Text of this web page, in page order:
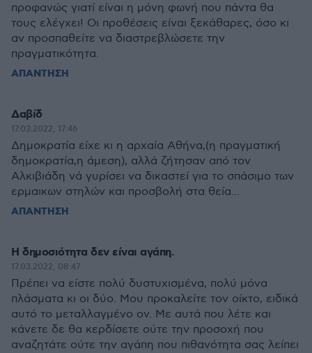
προφανώς γιατί είναι η μόνη φωνή που πάντα θα
τους ελέγχει! Οι προθέσεις είναι ξεκάθαρες, όσο κι
αν προσπαθείτε να διαστρεβλώσετε την
πραγματικότητα.
ΑΠΑΝΤΗΣΗ
Δαβίδ
17.03.2022, 17:46
Δημοκρατία είχε κι η αρχαία Αθήνα,(η πραγματική
δημοκρατία,η άμεση), αλλά ζήτησαν από τον
Αλκιβιάδη νά γυρίσει να δικαστεί για το σπάσιμο των
ερμαικων στηλών και προσβολή στα θεία...
ΑΠΑΝΤΗΣΗ
Η δημοσιότητα δεν είναι αγάπη.
17.03.2022, 08:47
Πρέπει να είστε πολύ δυστυχισμένα, πολύ μόνα
πλάσματα κι οι δύο. Μου προκαλείτε τον οίκτο, ειδικά
αυτό το μεταλλαγμένο ον. Με αυτά που λέτε και
κάνετε δε θα κερδίσετε ούτε την προσοχή που
αναζητάτε ούτε την αγάπη που πιθανότητα σας λείπει